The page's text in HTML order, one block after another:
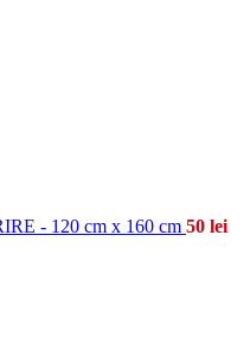
- 120 cm x 160 cm 50 lei